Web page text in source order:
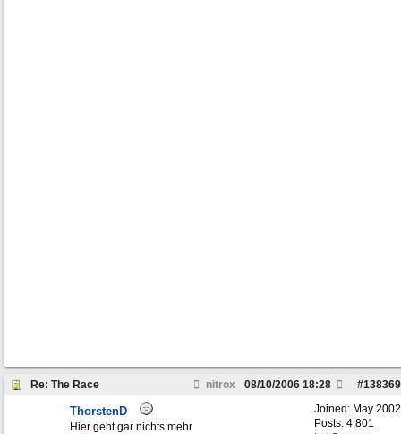
Re: The Race nitrox #138369
08/10/2006 18:28
Joined: May 2002
Posts: 4,801
ThorstenD
Hier geht gar nichts mehr